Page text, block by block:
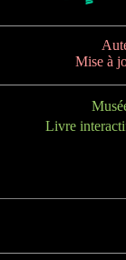
Mise à
Livre